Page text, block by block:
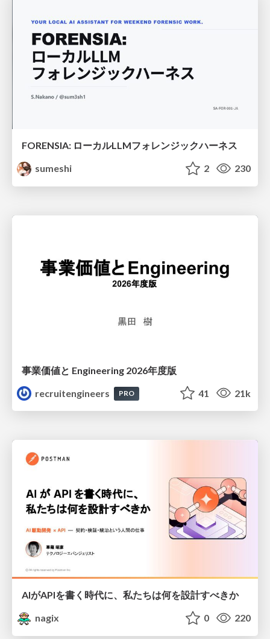
FORENSIA: ローカルLLMフォレンジックハーネス
sumeshi
2 230
事業価値と Engineering 2026年度版
recruitengineers
PRO 41 21k
AIがAPIを書く時代に、私たちは何を設計すべきか
nagix
0 220